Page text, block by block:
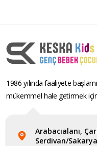
1986 yılında faaliyete
mükemmel hale getirmek
Arabacıalanı,
Serdivan/Sakarya